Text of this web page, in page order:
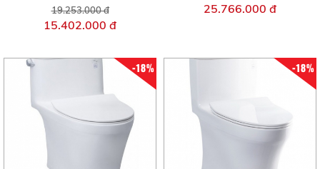
19.253.000 đ
15.402.000 đ
25.766.000 đ
-18% -18%